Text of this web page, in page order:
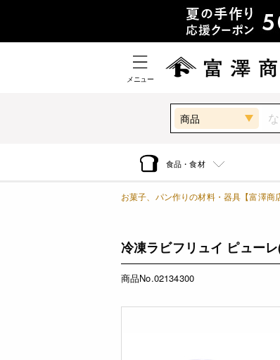
メニュー
商品
食品・食材
お菓子、パン作りの材料・器具【富澤商
冷凍ラビフリュイ ピュー
商品No.02134300